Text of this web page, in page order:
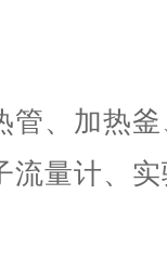
管、 加热釜
流量计、